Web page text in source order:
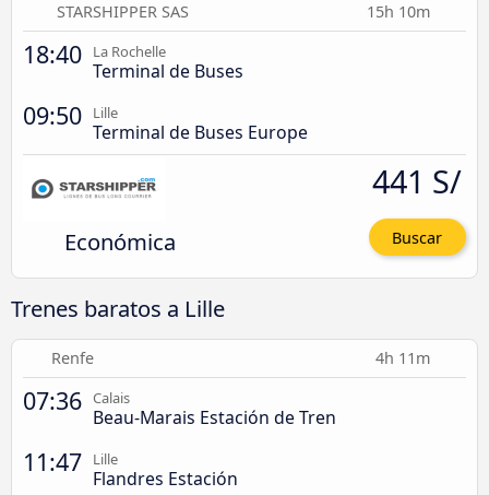
STARSHIPPER SAS 15h 10m
18:40 La Rochelle
Terminal de Buses
09:50 Lille
Terminal de Buses Europe
Económica
441 S/
Buscar
Trenes baratos a Lille
Renfe 4h 11m
07:36 Calais
Beau-Marais Estación de Tren
11:47 Lille
Flandres Estación